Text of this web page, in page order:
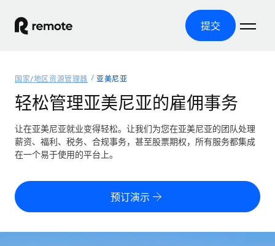
提交
产品
全球招聘
全球薪资管理
轻松运行合规薪资
零实体成本实现全球扩张
覆盖全球
美国各州浏览器
资源
工具与计算器
误分类风险计算工具
定价
中文（简体）
国家/地区资源管理器 亚美尼亚
轻松管理亚美尼亚的雇佣事务
让在亚美尼亚就业变得轻松。让我们为您在亚美尼亚的团队处理
薪资、福利、税务、合规事务，甚至股票期权，所有服务都集成
在一个易于使用的平台上。
预订演示